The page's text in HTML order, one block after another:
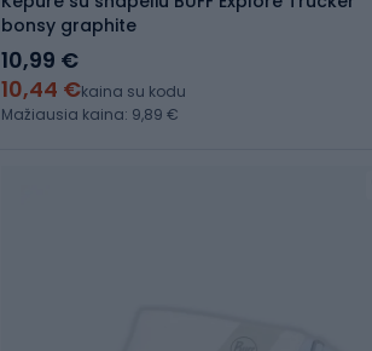
bonsy graphite
10,99 €
10,44 €kaina su kodu
Mažiausia kaina: 9,89 €